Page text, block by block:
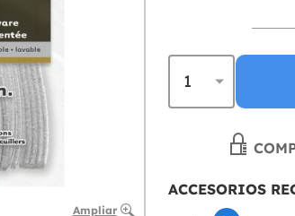
Ampliar
ACCESORIOS